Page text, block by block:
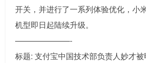
开关，并进行了一系列体验优化，小
机型即日起陆续升级。
———————-
标题: 支付宝中国技术部负责人妙才